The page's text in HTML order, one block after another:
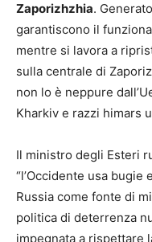
Zaporizhzhia.
garantiscono il
mentre si lavora a
sulla centrale di
non lo è neppure
Kharkiv e razzi himars
Il ministro degli Esteri
“l’Occidente usa
Russia come fonte di
politica di deterrenza
impegnata a rispettare